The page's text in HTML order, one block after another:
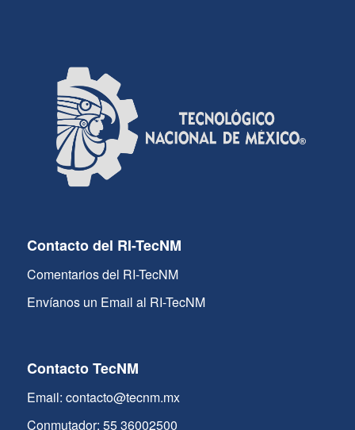
Contacto del RI-TecNM
Comentarios del RI-TecNM
Envíanos un Email al RI-TecNM
Contacto TecNM
Email: contacto@tecnm.mx
Conmutador: 55 36002500